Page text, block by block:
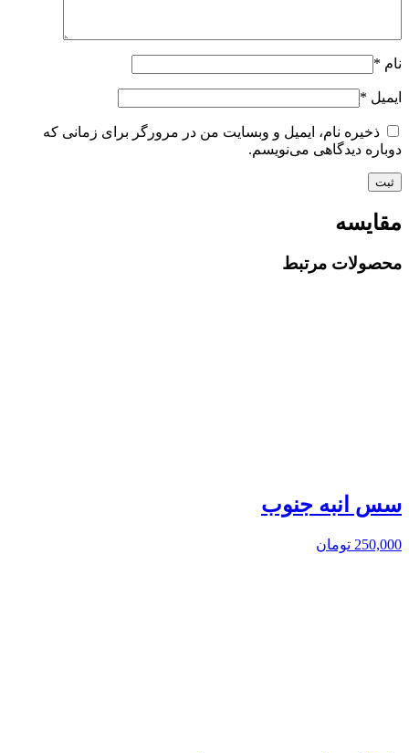
نام *
ایمیل *
ذخیره نام، ایمیل و وبسایت من در مرورگر برای زمانی که
دوباره دیدگاهی می‌نویسم.
مقایسه
محصولات مرتبط
سس انبه جنوب
250,000 تومان